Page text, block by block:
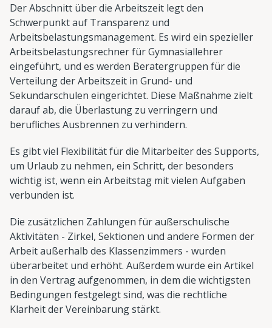
Der Abschnitt über die Arbeitszeit legt den
Schwerpunkt auf Transparenz und
Arbeitsbelastungsmanagement. Es wird ein spezieller
Arbeitsbelastungsrechner für Gymnasiallehrer
eingeführt, und es werden Beratergruppen für die
Verteilung der Arbeitszeit in Grund- und
Sekundarschulen eingerichtet. Diese Maßnahme zielt
darauf ab, die Überlastung zu verringern und
berufliches Ausbrennen zu verhindern.
Es gibt viel Flexibilität für die Mitarbeiter des Supports,
um Urlaub zu nehmen, ein Schritt, der besonders
wichtig ist, wenn ein Arbeitstag mit vielen Aufgaben
verbunden ist.
Die zusätzlichen Zahlungen für außerschulische
Aktivitäten - Zirkel, Sektionen und andere Formen der
Arbeit außerhalb des Klassenzimmers - wurden
überarbeitet und erhöht. Außerdem wurde ein Artikel
in den Vertrag aufgenommen, in dem die wichtigsten
Bedingungen festgelegt sind, was die rechtliche
Klarheit der Vereinbarung stärkt.